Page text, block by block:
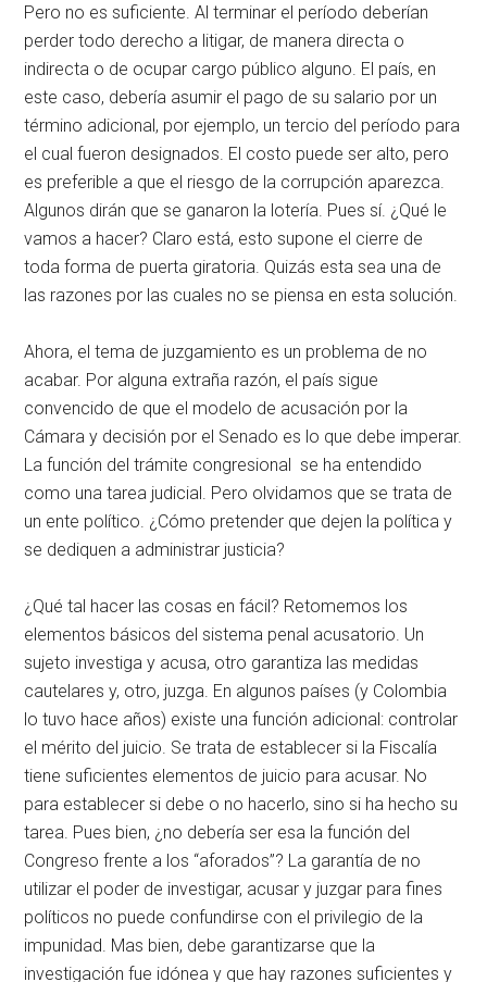
Pero no es suficiente. Al terminar el período deberían
perder todo derecho a litigar, de manera directa o
indirecta o de ocupar cargo público alguno. El país, en
este caso, debería asumir el pago de su salario por un
término adicional, por ejemplo, un tercio del período para
el cual fueron designados. El costo puede ser alto, pero
es preferible a que el riesgo de la corrupción aparezca.
Algunos dirán que se ganaron la lotería. Pues sí. ¿Qué le
vamos a hacer? Claro está, esto supone el cierre de
toda forma de puerta giratoria. Quizás esta sea una de
las razones por las cuales no se piensa en esta solución.
Ahora, el tema de juzgamiento es un problema de no
acabar. Por alguna extraña razón, el país sigue
convencido de que el modelo de acusación por la
Cámara y decisión por el Senado es lo que debe imperar.
La función del trámite congresional se ha entendido
como una tarea judicial. Pero olvidamos que se trata de
un ente político. ¿Cómo pretender que dejen la política y
se dediquen a administrar justicia?
¿Qué tal hacer las cosas en fácil? Retomemos los
elementos básicos del sistema penal acusatorio. Un
sujeto investiga y acusa, otro garantiza las medidas
cautelares y, otro, juzga. En algunos países (y Colombia
lo tuvo hace años) existe una función adicional: controlar
el mérito del juicio. Se trata de establecer si la Fiscalía
tiene suficientes elementos de juicio para acusar. No
para establecer si debe o no hacerlo, sino si ha hecho su
tarea. Pues bien, ¿no debería ser esa la función del
Congreso frente a los “aforados”? La garantía de no
utilizar el poder de investigar, acusar y juzgar para fines
políticos no puede confundirse con el privilegio de la
impunidad. Mas bien, debe garantizarse que la
investigación fue idónea y que hay razones suficientes y